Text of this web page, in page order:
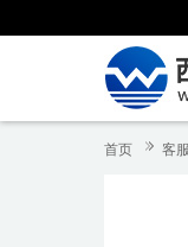
首页 客